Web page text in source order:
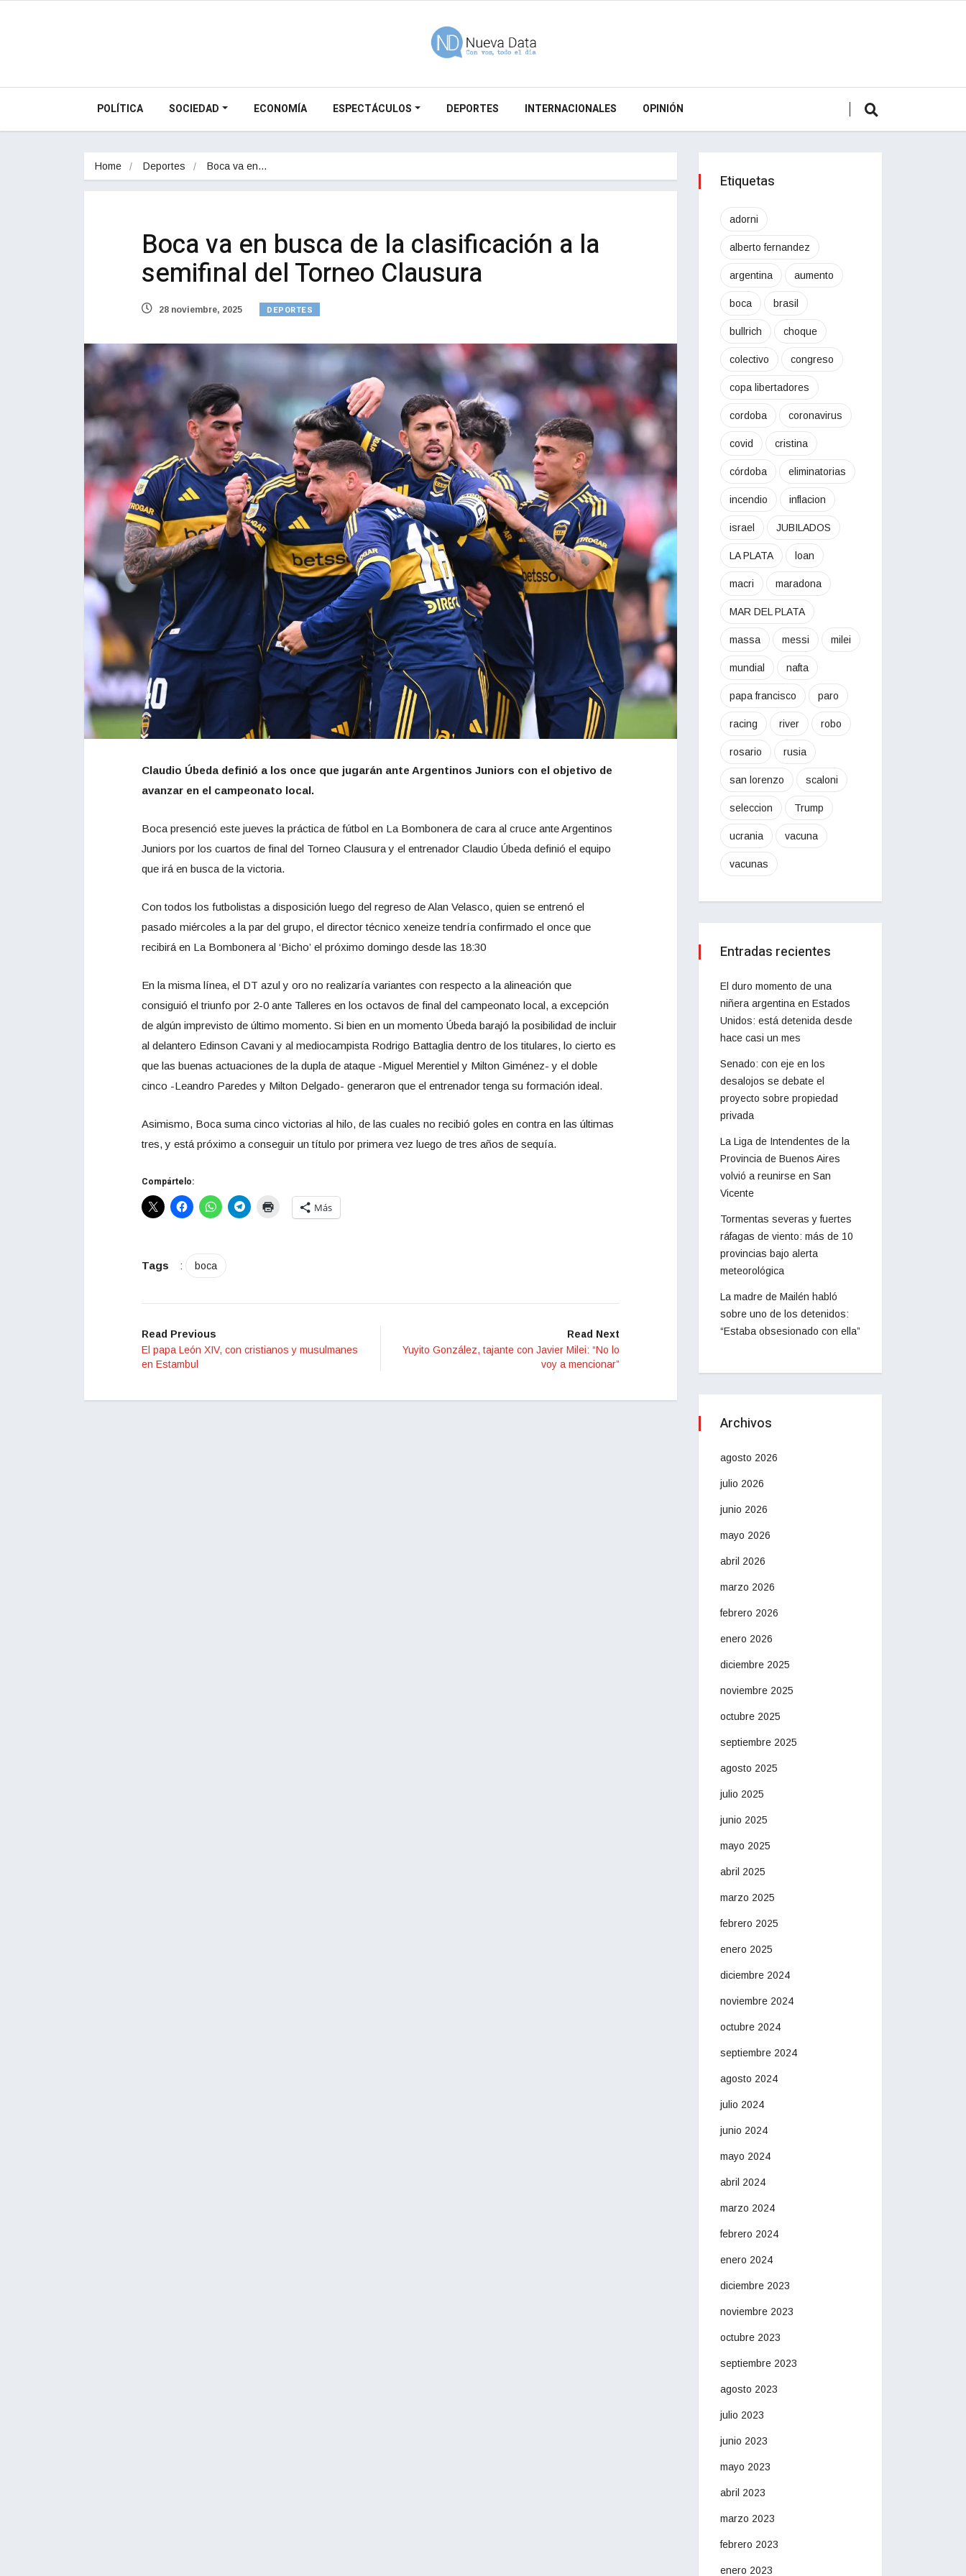
POLÍTICA SOCIEDAD ECONOMÍA ESPECTÁCULOS DEPORTES INTERNACIONALES OPINIÓN
Home Deportes Boca va en…
Boca va en busca de la clasificación a la
semifinal del Torneo Clausura
28 noviembre, 2025 DEPORTES
Claudio Úbeda definió a los once que jugarán ante Argentinos Juniors con el objetivo de
avanzar en el campeonato local.
Boca presenció este jueves la práctica de fútbol en La Bombonera de cara al cruce ante Argentinos
Juniors por los cuartos de final del Torneo Clausura y el entrenador Claudio Úbeda definió el equipo
que irá en busca de la victoria.
Con todos los futbolistas a disposición luego del regreso de Alan Velasco, quien se entrenó el
pasado miércoles a la par del grupo, el director técnico xeneize tendría confirmado el once que
recibirá en La Bombonera al ‘Bicho’ el próximo domingo desde las 18:30
En la misma línea, el DT azul y oro no realizaría variantes con respecto a la alineación que
consiguió el triunfo por 2-0 ante Talleres en los octavos de final del campeonato local, a excepción
de algún imprevisto de último momento. Si bien en un momento Úbeda barajó la posibilidad de incluir
al delantero Edinson Cavani y al mediocampista Rodrigo Battaglia dentro de los titulares, lo cierto es
que las buenas actuaciones de la dupla de ataque -Miguel Merentiel y Milton Giménez- y el doble
cinco -Leandro Paredes y Milton Delgado- generaron que el entrenador tenga su formación ideal.
Asimismo, Boca suma cinco victorias al hilo, de las cuales no recibió goles en contra en las últimas
tres, y está próximo a conseguir un título por primera vez luego de tres años de sequía.
Compártelo:
Más
Tags : boca
Read Previous
El papa León XIV, con cristianos y musulmanes
en Estambul
Read Next
Yuyito González, tajante con Javier Milei: “No lo
voy a mencionar”
Etiquetas
adorni
alberto fernandez
argentina aumento
boca brasil
bullrich choque
colectivo congreso
copa libertadores
cordoba coronavirus
covid cristina
córdoba eliminatorias
incendio inflacion
israel JUBILADOS
LA PLATA loan
macri maradona
MAR DEL PLATA
massa messi milei
mundial nafta
papa francisco paro
racing river robo
rosario rusia
san lorenzo scaloni
seleccion Trump
ucrania vacuna
vacunas
Entradas recientes
El duro momento de una
niñera argentina en Estados
Unidos: está detenida desde
hace casi un mes
Senado: con eje en los
desalojos se debate el
proyecto sobre propiedad
privada
La Liga de Intendentes de la
Provincia de Buenos Aires
volvió a reunirse en San
Vicente
Tormentas severas y fuertes
ráfagas de viento: más de 10
provincias bajo alerta
meteorológica
La madre de Mailén habló
sobre uno de los detenidos:
“Estaba obsesionado con ella”
Archivos
agosto 2026
julio 2026
junio 2026
mayo 2026
abril 2026
marzo 2026
febrero 2026
enero 2026
diciembre 2025
noviembre 2025
octubre 2025
septiembre 2025
agosto 2025
julio 2025
junio 2025
mayo 2025
abril 2025
marzo 2025
febrero 2025
enero 2025
diciembre 2024
noviembre 2024
octubre 2024
septiembre 2024
agosto 2024
julio 2024
junio 2024
mayo 2024
abril 2024
marzo 2024
febrero 2024
enero 2024
diciembre 2023
noviembre 2023
octubre 2023
septiembre 2023
agosto 2023
julio 2023
junio 2023
mayo 2023
abril 2023
marzo 2023
febrero 2023
enero 2023